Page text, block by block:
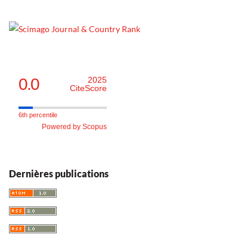
0.0
2025
CiteScore
6th percentile
Powered by Scopus
Dernières publications